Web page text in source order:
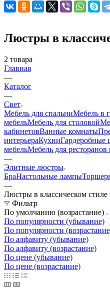
Люстры в
2 товара
Главная
—
Каталог
—
Свет
Мебель для спальниМебель в
мебельМебель для столовой
кабинетовВанные комнаты
интерьера
мебельМебель для ресторанов
—
Элитные люстры
БраНастольные лампыТоршеры
—
Люстры в классическом стиле
Фильтр
По умолчанию (возрастание)
По популярности (убывание)
По популярности (возрастание)
По алфавиту (убывание)
По алфавиту (возрастание)
По цене (убывание)
По цене (возрастание)